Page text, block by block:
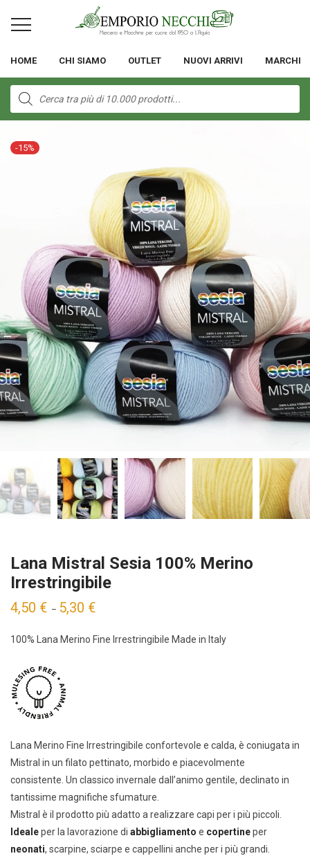
HOME CHI SIAMO OUTLET NUOVI ARRIVI MARCHI
Products
search
-15%
Lana Mistral Sesia 100% Merino
Irrestringibile
4,50 € – 5,30 €
100% Lana Merino Fine Irrestringibile Made in Italy
Lana Merino Fine Irrestringibile confortevole e calda, è coniugata in
Mistral in un filato pettinato, morbido e piacevolmente
consistente. Un classico invernale dall’animo gentile, declinato in
tantissime magnifiche sfumature.
Mistral è il prodotto più adatto a realizzare capi per i più piccoli.
Idealeper la lavorazione di abbigliamento e copertineper
neonati, scarpine, sciarpe e cappellini anche per i più grandi.